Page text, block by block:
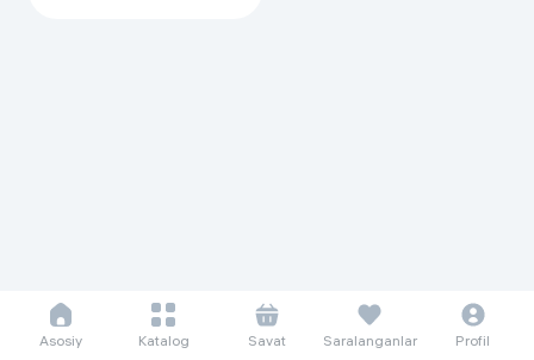
Asosiy Katalog Savat Saralanganlar Profil